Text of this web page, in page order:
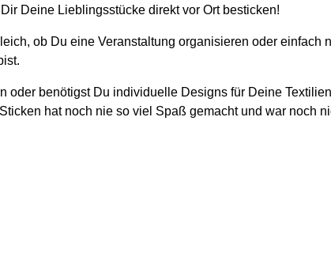
Deine Lieblingsstücke direkt vor Ort besticken!
ob Du eine Veranstaltung organisieren oder einfach
oder benötigst Du individuelle Designs für Deine
hat noch nie so viel Spaß gemacht und war noch